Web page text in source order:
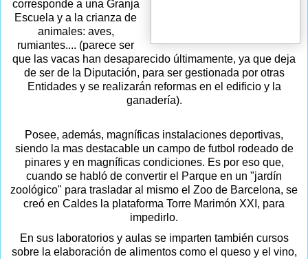
corresponde a una Granja
Escuela y a la crianza de
animales: aves,
rumiantes.... (parece ser
que las vacas han desaparecido últimamente, ya que deja
de ser de la Diputación, para ser gestionada por otras
Entidades y se realizarán reformas en el edificio y la
ganadería).
Posee, además, magníficas instalaciones deportivas,
siendo la mas destacable un campo de futbol rodeado de
pinares y en magníficas condiciones. Es por eso que,
cuando se habló de convertir el Parque en un "jardín
zoológico" para trasladar al mismo el Zoo de Barcelona, se
creó en Caldes la plataforma Torre Marimón XXI, para
impedirlo.
En sus laboratorios y aulas se imparten también cursos
sobre la elaboración de alimentos como el queso y el vino,